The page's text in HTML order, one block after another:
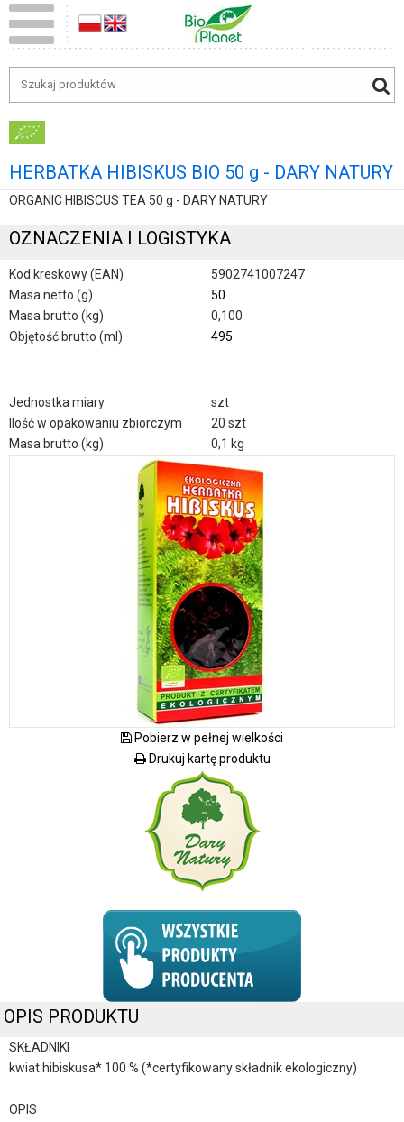
HERBATKA HIBISKUS BIO 50 g - DARY NATURY
ORGANIC HIBISCUS TEA 50 g - DARY NATURY
OZNACZENIA I LOGISTYKA
Kod kreskowy (EAN)
5902741007247
Masa netto (g)
50
Masa brutto (kg)
0,100
Objętość brutto (ml)
495
Jednostka miary
szt
Ilość w opakowaniu zbiorczym
20 szt
Masa brutto (kg)
0,1 kg
Pobierz w pełnej wielkości
Drukuj kartę produktu
OPIS PRODUKTU
SKŁADNIKI
kwiat hibiskusa* 100 % (*certyfikowany składnik ekologiczny)
OPIS